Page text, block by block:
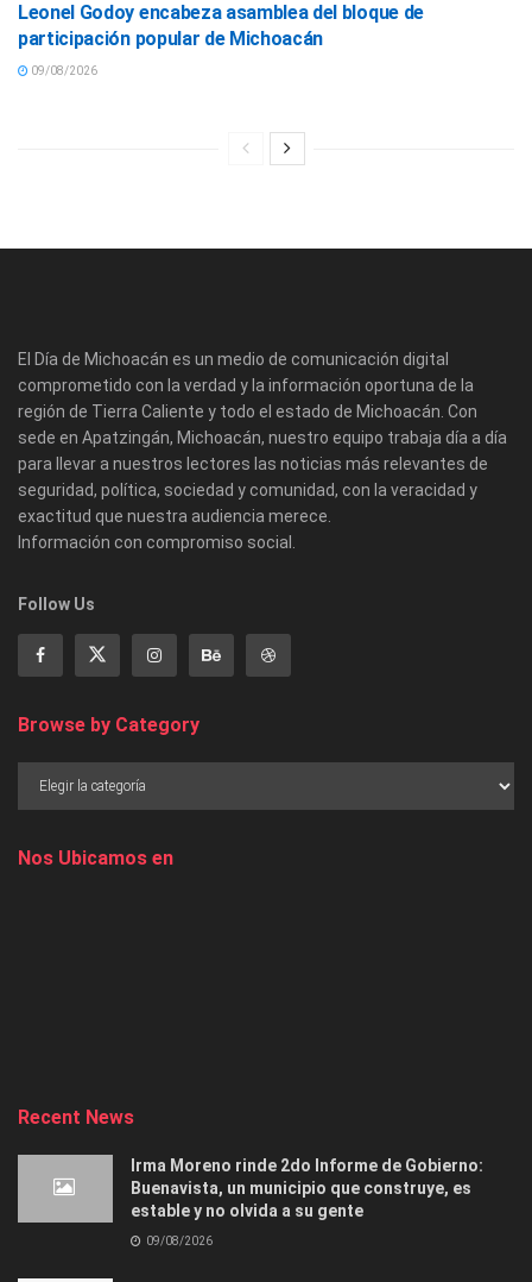
Leonel Godoy encabeza asamblea del bloque de
participación popular de Michoacán
09/08/2026
El Día de Michoacán es un medio de comunicación digital
comprometido con la verdad y la información oportuna de la
región de Tierra Caliente y todo el estado de Michoacán. Con
sede en Apatzingán, Michoacán, nuestro equipo trabaja día a día
para llevar a nuestros lectores las noticias más relevantes de
seguridad, política, sociedad y comunidad, con la veracidad y
exactitud que nuestra audiencia merece.
Información con compromiso social.
Follow Us
Browse by Category
Nos Ubicamos en
Recent News
Irma Moreno rinde 2do Informe de Gobierno:
Buenavista, un municipio que construye, es
estable y no olvida a su gente
09/08/2026